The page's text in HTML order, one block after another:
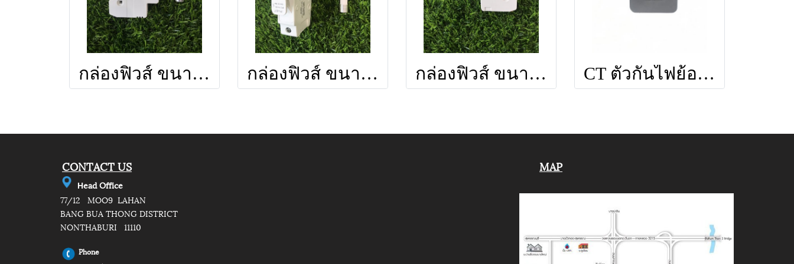
กล่องฟิวส์ ขนาด 10x38mm 1000V 15A กล่องฟิวส์ ขนาด 10x85mm 1500V (รวมลูกฟิวส์) กล่องฟิวส์ ขนาด 10x38mm 1000V 30A(รวมลูกฟิวส์) CT ตัวกันไฟย้อน ที่ใช้งานกับอินเวอร์เตอร์
CONTACT US MAP
Head Office
77/12 MOO9 LAHAN
BANG BUA THONG DISTRICT
NONTHABURI 11110
Phone